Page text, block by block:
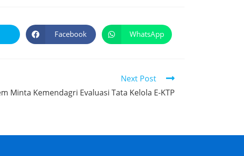
Facebook WhatsApp
Next Post
Minta Kemendagri Evaluasi Tata Kelola E-KTP